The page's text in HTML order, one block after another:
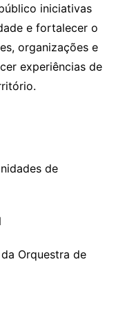
iniciativas
e fortalecer o
organizações e
experiências de
de
Orquestra de